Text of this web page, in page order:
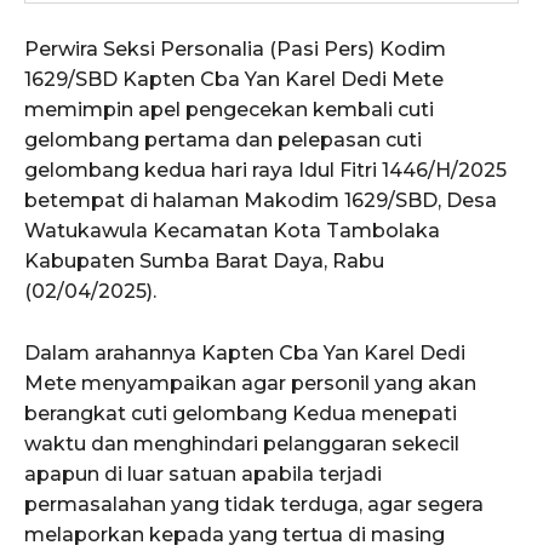
Perwira Seksi Personalia (Pasi Pers) Kodim
1629/SBD Kapten Cba Yan Karel Dedi Mete
memimpin apel pengecekan kembali cuti
gelombang pertama dan pelepasan cuti
gelombang kedua hari raya Idul Fitri 1446/H/2025
betempat di halaman Makodim 1629/SBD, Desa
Watukawula Kecamatan Kota Tambolaka
Kabupaten Sumba Barat Daya, Rabu
(02/04/2025).
Dalam arahannya Kapten Cba Yan Karel Dedi
Mete menyampaikan agar personil yang akan
berangkat cuti gelombang Kedua menepati
waktu dan menghindari pelanggaran sekecil
apapun di luar satuan apabila terjadi
permasalahan yang tidak terduga, agar segera
melaporkan kepada yang tertua di masing